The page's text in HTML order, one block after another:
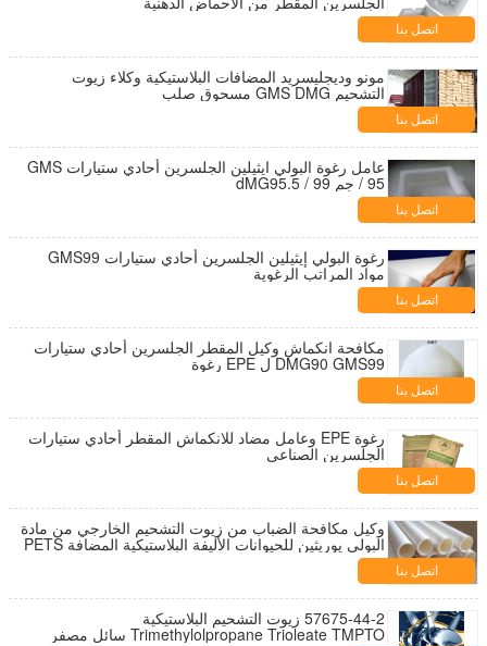
اتصل بنا
مونو وديجليسريد المضافات البلاستيكية وكلاء زيوت
التشحيم GMS DMG مسحوق صلب
اتصل بنا
عامل رغوة البولي ايثيلين الجلسرين أحادي ستيارات GMS
95 / جم 99 / dMG95.5
اتصل بنا
رغوة البولي إيثيلين الجلسرين أحادي ستيارات GMS99
مواد المراتب الرغوية
اتصل بنا
مكافحة انكماش وكيل المقطر الجلسرين أحادي ستيارات
DMG90 GMS99 ل EPE رغوة
اتصل بنا
رغوة EPE وعامل مضاد للانكماش المقطر أحادي ستيارات
الجلسرين الصناعي
اتصل بنا
وكيل مكافحة الضباب من زيوت التشحيم الخارجي من مادة
البولي يوريثين للحيوانات الأليفة البلاستيكية المضافة PETS
اتصل بنا
57675-44-2 زيوت التشحيم البلاستيكية
Trimethylolpropane Trioleate TMPTO سائل مصفر